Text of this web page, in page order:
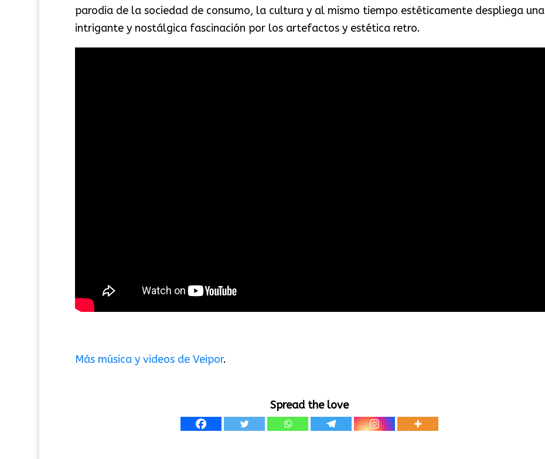
parodia de la sociedad de consumo, la cultura y al mismo tiempo estéticamente despliega una
intrigante y nostálgica fascinación por los artefactos y estética retro.
Más músicay videos de Veipor.
Spread the love